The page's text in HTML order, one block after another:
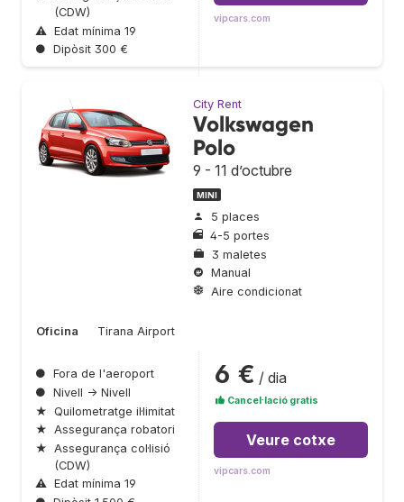
(CDW)
⚠ Edat mínima 19
● Dipòsit 300 €
vipcars.com
City Rent
Volkswagen
Polo
9 - 11 d’octubre
MINI
5 places
4-5 portes
3 maletes
Manual
Aire condicionat
Oficina Tirana Airport
● Fora de l'aeroport
● Nivell → Nivell
★ Quilometratge il·limitat
★ Assegurança robatori
★ Assegurança col·lisió
(CDW)
⚠ Edat mínima 19
6 € / dia
Cancel·lació gratis
Veure cotxe
vipcars.com